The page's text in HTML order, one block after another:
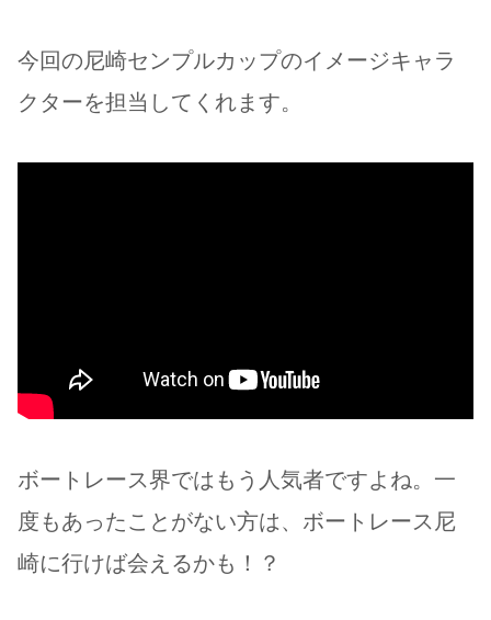
今回の尼崎センプルカップのイメージキャラ
クターを担当してくれます。
ボートレース界ではもう人気者ですよね。一
度もあったことがない方は、ボートレース尼
崎に行けば会えるかも！？